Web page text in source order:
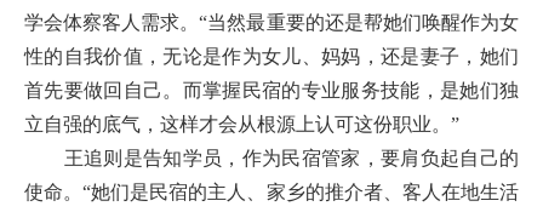
学会体察客人需求。“当然最重要的还是帮她们唤醒作为女
性的自我价值，无论是作为女儿、妈妈，还是妻子，她们
首先要做回自己。而掌握民宿的专业服务技能，是她们独
立自强的底气，这样才会从根源上认可这份职业。”
王追则是告知学员，作为民宿管家，要肩负起自己的
使命。“她们是民宿的主人、家乡的推介者、客人在地生活